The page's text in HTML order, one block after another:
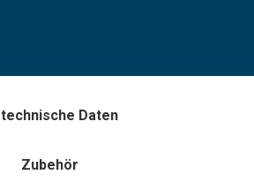
technische Daten
Zubehör